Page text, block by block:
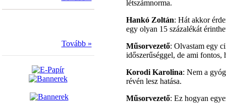
Tovább »
létszámnorma.
Hankó Zoltán: Hát akkor
egy olyan 15 százalékát
Műsorvezető: Olvastam egy
időszerűséggel, de ami
Korodi Karolina: Nem a
révén lesz hatása.
Műsorvezető: Ez hogyan